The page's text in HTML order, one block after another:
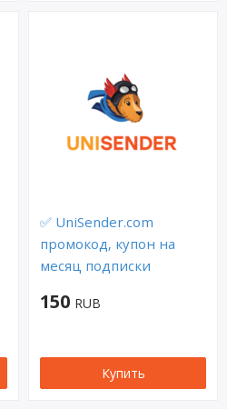
✅ UniSender.com
промокод, купон на
месяц подписки
150 RUB
Купить